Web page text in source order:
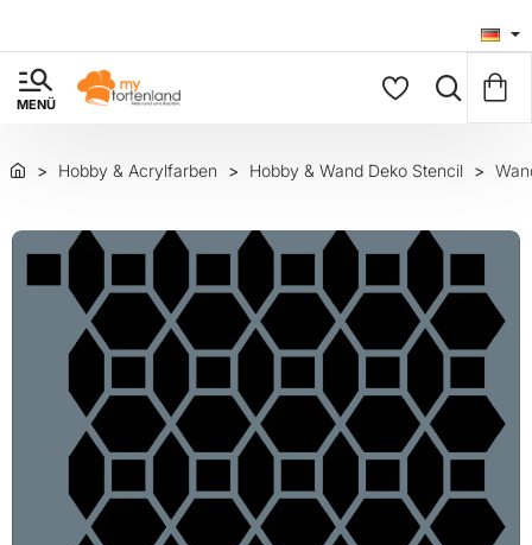
Hobby & Acrylfarben Hobby & Wand Deko Stencil